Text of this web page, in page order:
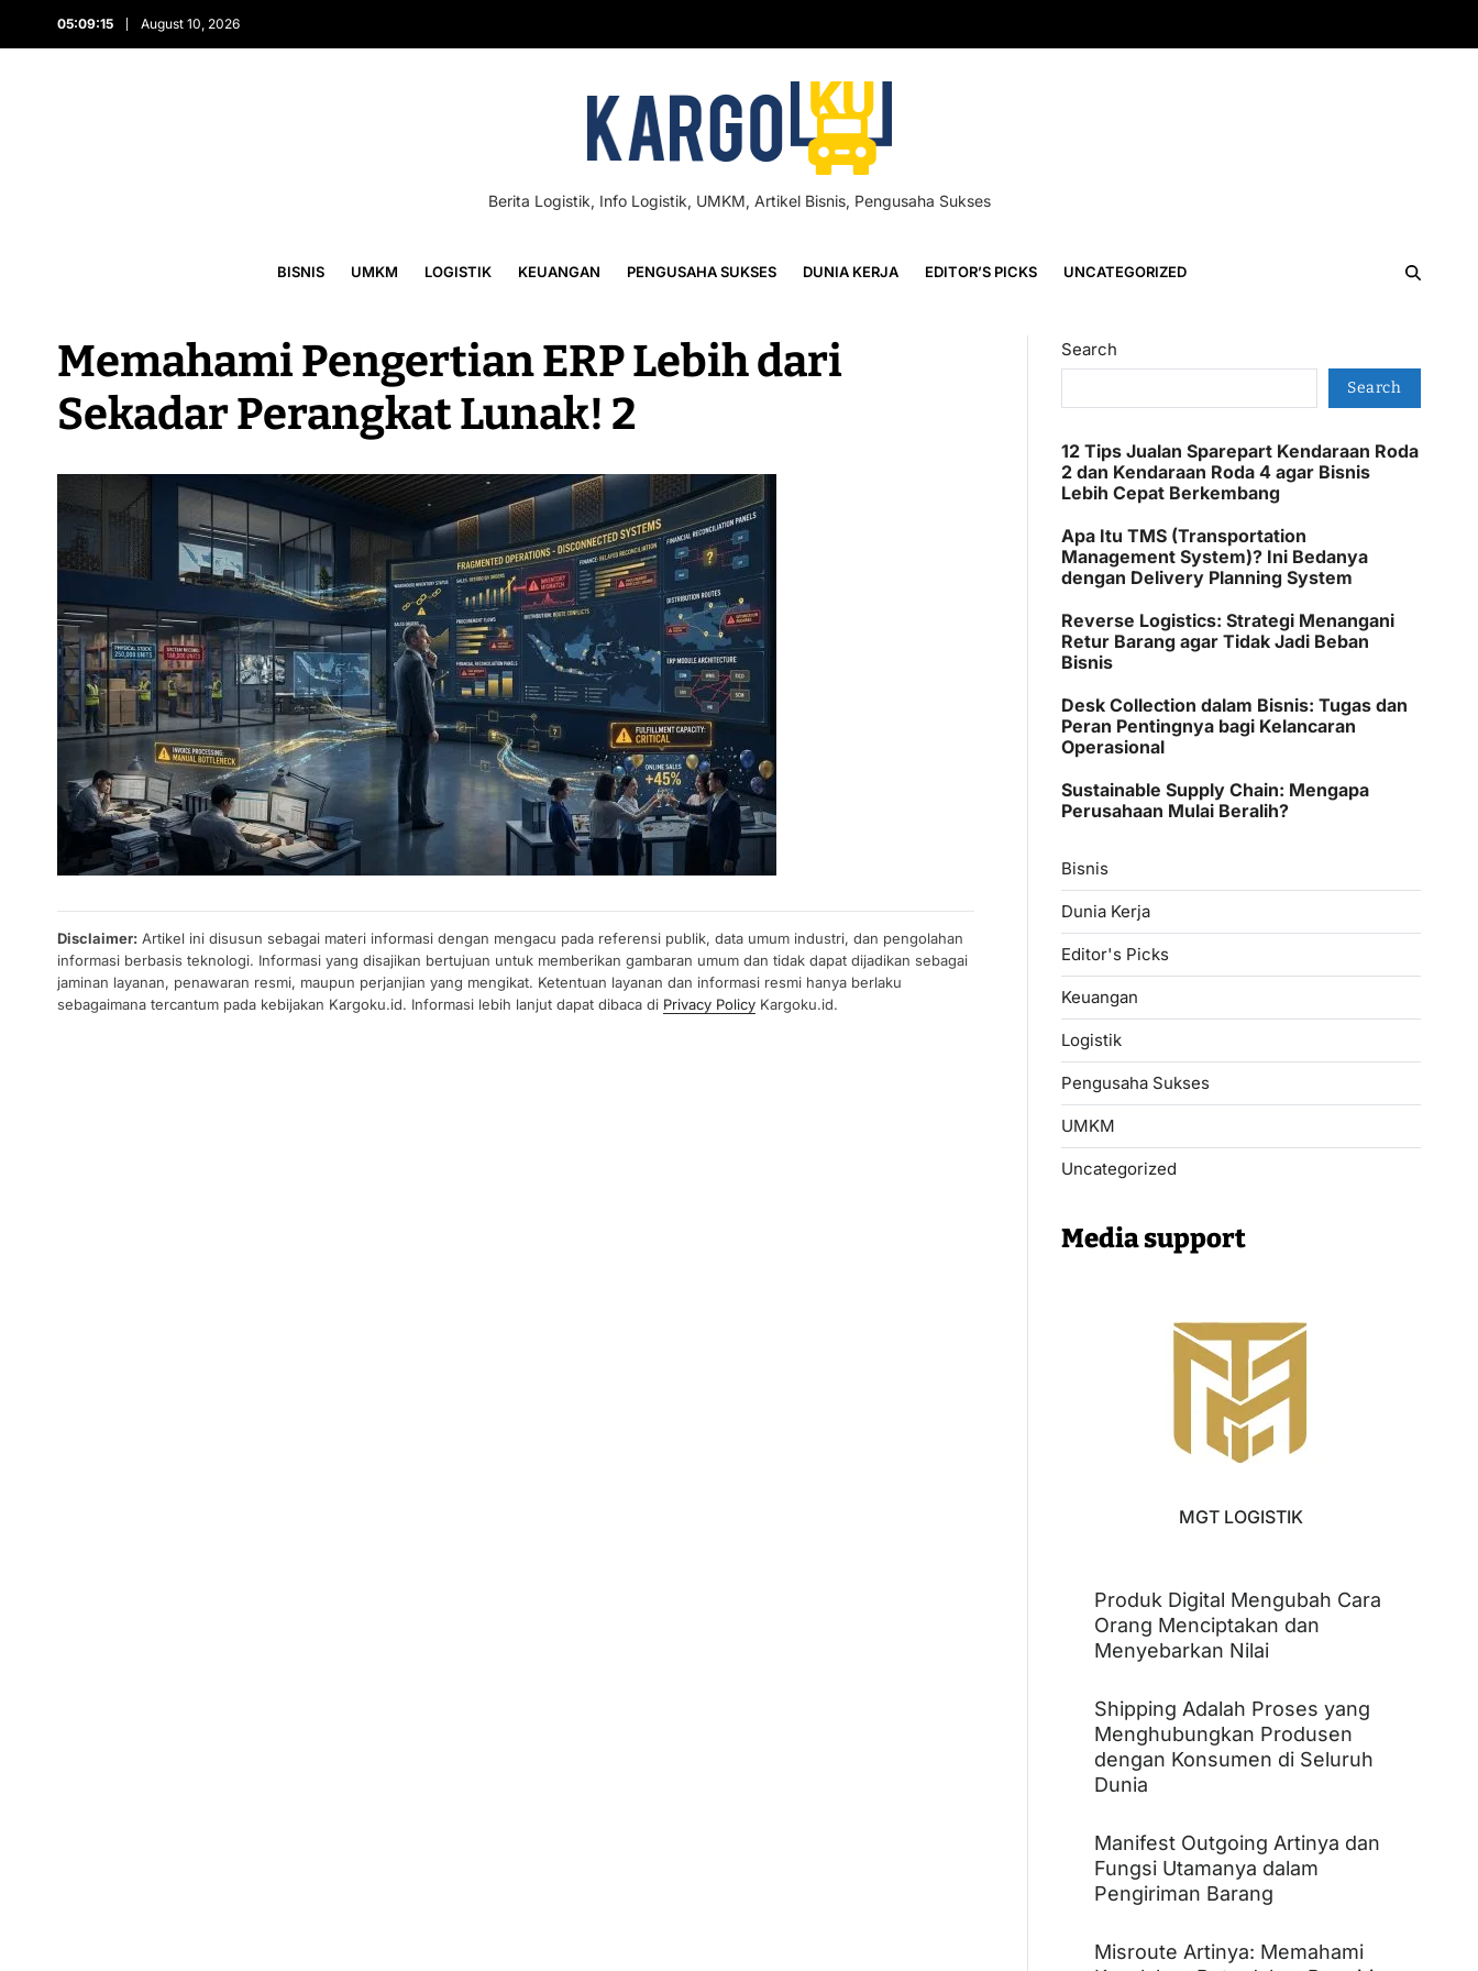
05:09:15 August 10, 2026
Berita Logistik, Info Logistik, UMKM, Artikel Bisnis, Pengusaha Sukses
BISNIS UMKM LOGISTIK KEUANGAN PENGUSAHA SUKSES DUNIA KERJA EDITOR’S PICKS UNCATEGORIZED
Memahami Pengertian ERP Lebih dari
Sekadar Perangkat Lunak! 2
Disclaimer: Artikel ini disusun sebagai materi informasi dengan mengacu pada referensi publik, data umum industri, dan pengolahan
informasi berbasis teknologi. Informasi yang disajikan bertujuan untuk memberikan gambaran umum dan tidak dapat dijadikan sebagai
jaminan layanan, penawaran resmi, maupun perjanjian yang mengikat. Ketentuan layanan dan informasi resmi hanya berlaku
sebagaimana tercantum pada kebijakan Kargoku.id. Informasi lebih lanjut dapat dibaca di Privacy Policy Kargoku.id.
Search
Search
12 Tips Jualan Sparepart Kendaraan Roda
2 dan Kendaraan Roda 4 agar Bisnis
Lebih Cepat Berkembang
Apa Itu TMS (Transportation
Management System)? Ini Bedanya
dengan Delivery Planning System
Reverse Logistics: Strategi Menangani
Retur Barang agar Tidak Jadi Beban
Bisnis
Desk Collection dalam Bisnis: Tugas dan
Peran Pentingnya bagi Kelancaran
Operasional
Sustainable Supply Chain: Mengapa
Perusahaan Mulai Beralih?
Bisnis
Dunia Kerja
Editor's Picks
Keuangan
Logistik
Pengusaha Sukses
UMKM
Uncategorized
Media support
MGT LOGISTIK
Produk Digital Mengubah Cara
Orang Menciptakan dan
Menyebarkan Nilai
Shipping Adalah Proses yang
Menghubungkan Produsen
dengan Konsumen di Seluruh
Dunia
Manifest Outgoing Artinya dan
Fungsi Utamanya dalam
Pengiriman Barang
Misroute Artinya: Memahami